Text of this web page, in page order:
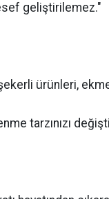
geliştirilemez."
ürünleri,
tarzınızı